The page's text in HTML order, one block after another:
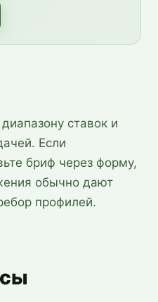
ставок и
Если
бриф через форму,
обычно дают
профилей.